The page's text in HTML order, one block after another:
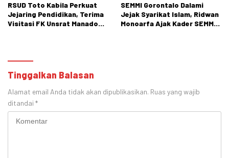
RSUD Toto Kabila Perkuat
Jejaring Pendidikan, Terima
Visitasi FK Unsrat Manado
SEMMI Gorontalo Dalami
Jejak Syarikat Islam, Ridwan
Monoarfa Ajak Kader SEMMI
Tinggalkan Balasan
Alamat email Anda tidak akan dipublikasikan. Ruas yang wajib
ditandai *